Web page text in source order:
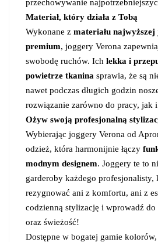
przechowywanie
Materiał, który działa z Tobą
Wykonane z materiału najwyższej
premium, joggery Verona
swobodę ruchów. Ich lekka i
powietrze tkanina sprawia, że są
nawet podczas długich godzin
rozwiązanie zarówno do pracy, jak
Ożyw swoją profesjonalną
Wybierając joggery Verona od
odzież, która harmonijnie łączy
modnym designem. Joggery te to
garderoby każdego profesjonalisty,
rezygnować ani z komfortu, ani z
codzienną stylizację i wprowadź do
oraz świeżość!
Dostępne w bogatej gamie